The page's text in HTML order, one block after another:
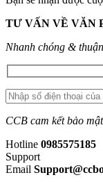
TƯ VẤN VỀ VĂN
Nhanh chóng &
CCB cam kết bảo
Hotline 0985575185
Support
Email